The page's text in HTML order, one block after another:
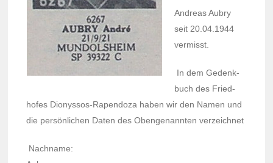
Andreas Aubry
seit 20.04.1944
vermisst.
In dem Gedenk­
buch des Fried­
hofes Dionys­sos-Rapen­doza haben wir den Namen und
die persön­li­chen Daten des Oben­ge­nann­ten verzeich­net
Nach­name: